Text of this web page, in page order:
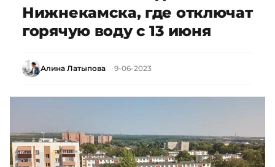
Нижнекамска, где отключат
горячую воду с 13 июня
Алина Латыпова 9-06-2023